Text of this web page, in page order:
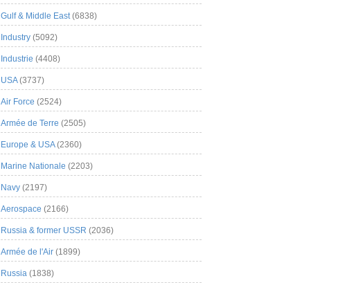
Gulf & Middle East(6838)
Industry (5092)
Industrie (4408)
USA(3737)
Air Force (2524)
Armée de Terre (2505)
Europe & USA(2360)
Marine Nationale (2203)
Navy (2197)
Aerospace (2166)
Russia & former USSR (2036)
Armée de l'Air (1899)
Russia (1838)